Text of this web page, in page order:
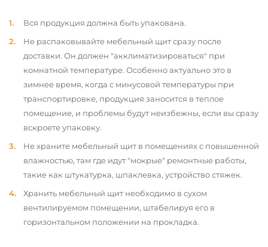
Вся продукция должна быть упакована.
Не распаковывайте мебельный щит сразу после
доставки. Он должен "акклиматизироваться" при
комнатной температуре. Особенно актуально это в
зимнее время, когда с минусовой температуры при
транспортировке, продукция заносится в теплое
помещение, и проблемы будут неизбежны, если вы сразу
вскроете упаковку.
Не храните мебельный щит в помещениях с повышенной
влажностью, там где идут "мокрые" ремонтные работы,
такие как штукатурка, шпаклевка, устройство стяжек.
Хранить мебельный щит необходимо в сухом
вентилируемом помещении, штабелируя его в
горизонтальном положении на прокладка.